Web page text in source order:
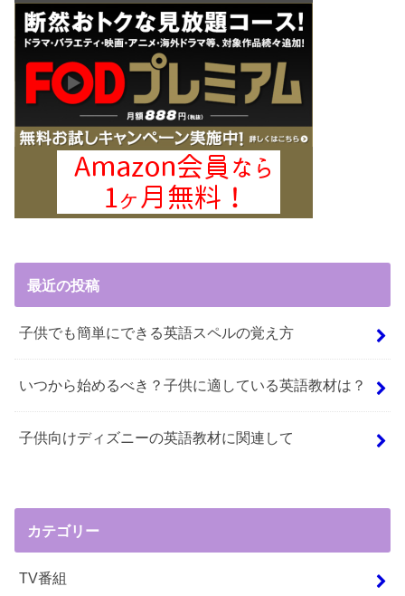
最近の投稿
子供でも簡単にできる英語スペルの覚え方
いつから始めるべき？子供に適している英語教材は？
子供向けディズニーの英語教材に関連して
カテゴリー
TV番組